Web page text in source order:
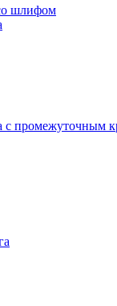
шлифом
с промежуточным